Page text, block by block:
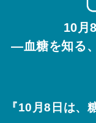
10月
—血糖を知る
『10月8日は、